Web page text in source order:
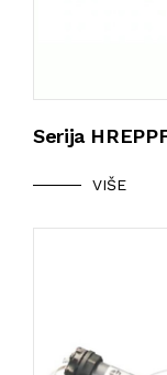
Serija
VIŠE